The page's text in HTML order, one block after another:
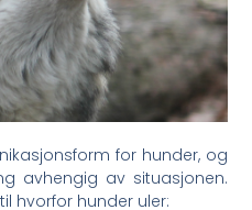
for hunder, og
avhengig av situasjonen.
hvorfor hunder uler: